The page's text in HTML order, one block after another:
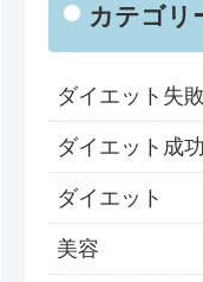
カテゴリ
ダイエット失
ダイエット成
ダイエット
美容